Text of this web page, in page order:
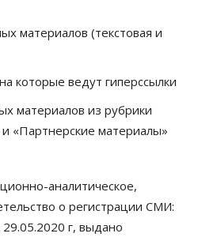
но режима ЧС не будет
защиты от атак БПЛА
материалов (текстовая и
которые ведут гиперссылки
материалов из рубрики
«Партнерские материалы»
аналитическое,
о регистрации СМИ:
г, выдано